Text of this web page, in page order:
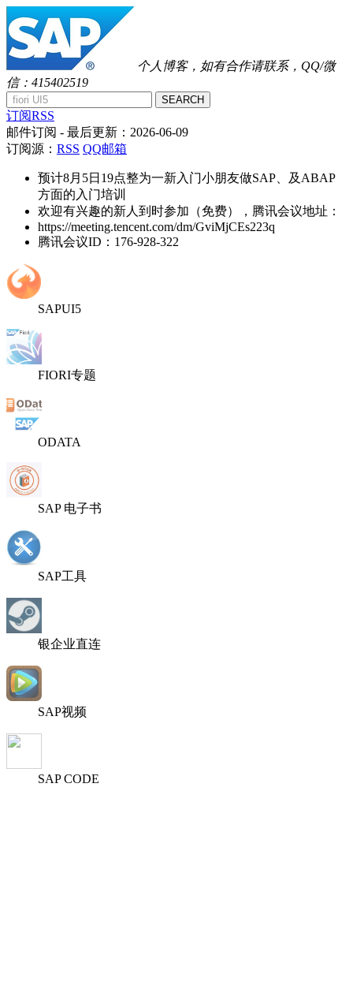
个人博客，如有合作请联系，QQ/微
信：415402519
SEARCH
订阅RSS
邮件订阅 - 最后更新： 2026-06-09
订阅源： RSS QQ邮箱
预计8月5日19点整为一新入门小朋友做SAP、及ABAP
方面的入门培训
欢迎有兴趣的新人到时参加（免费），腾讯会议地址：
https://meeting.tencent.com/dm/GviMjCEs223q
腾讯会议ID：176-928-322
SAPUI5
FIORI专题
ODATA
SAP 电子书
SAP工具
银企业直连
SAP视频
SAP CODE